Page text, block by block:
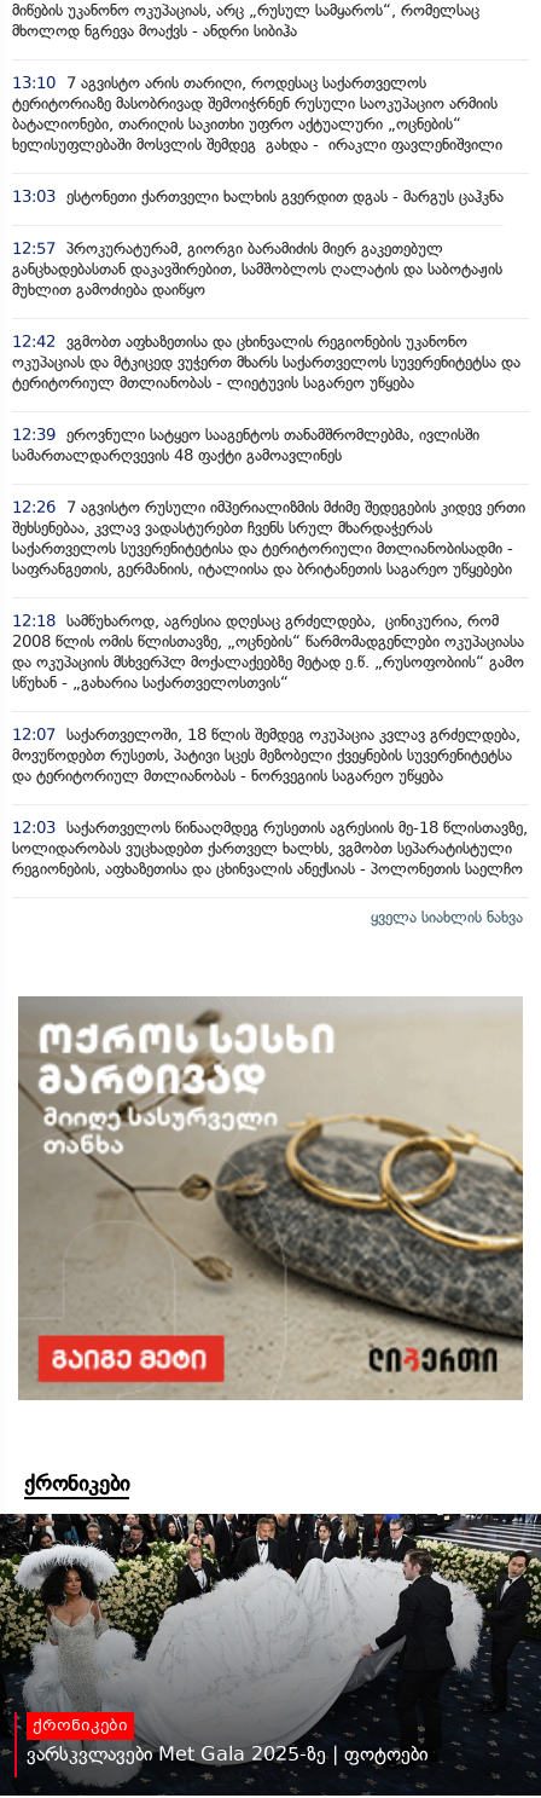
მიწების უკანონო ოკუპაციას, არც „რუსულ სამყაროს“, რომელსაც
მხოლოდ ნგრევა მოაქვს - ანდრი სიბიჰა
13:10
7 აგვისტო არის თარიღი, როდესაც საქართველოს
ტერიტორიაზე მასობრივად შემოიჭრნენ რუსული საოკუპაციო არმიის
ბატალიონები, თარიღის საკითხი უფრო აქტუალური „ოცნების“
ხელისუფლებაში მოსვლის შემდეგ გახდა - ირაკლი ფავლენიშვილი
13:03 ესტონეთი ქართველი ხალხის გვერდით დგას - მარგუს ცაჰკნა
12:57 პროკურატურამ, გიორგი ბარამიძის მიერ გაკეთებულ
განცხადებასთან დაკავშირებით, სამშობლოს ღალატის და საბოტაჟის
მუხლით გამოძიება დაიწყო
12:42
ვგმობთ აფხაზეთისა და ცხინვალის რეგიონების უკანონო
ოკუპაციას და მტკიცედ ვუჭერთ მხარს საქართველოს სუვერენიტეტსა და
ტერიტორიულ მთლიანობას - ლიეტუვის საგარეო უწყება
12:39 ეროვნული სატყეო სააგენტოს თანამშრომლებმა, ივლისში
სამართალდარღვევის 48 ფაქტი გამოავლინეს
12:26
7 აგვისტო რუსული იმპერიალიზმის მძიმე შედეგების კიდევ ერთი
შეხსენებაა, კვლავ ვადასტურებთ ჩვენს სრულ მხარდაჭერას
საქართველოს სუვერენიტეტისა და ტერიტორიული მთლიანობისადმი -
საფრანგეთის, გერმანიის, იტალიისა და ბრიტანეთის საგარეო უწყებები
12:18 სამწუხაროდ, აგრესია დღესაც გრძელდება, ცინიკურია, რომ
2008 წლის ომის წლისთავზე, „ოცნების“ წარმომადგენლები ოკუპაციასა
და ოკუპაციის მსხვერპლ მოქალაქეებზე მეტად ე.წ. „რუსოფობიის“ გამო
სწუხან - „გახარია საქართველოსთვის“
12:07 საქართველოში, 18 წლის შემდეგ ოკუპაცია კვლავ გრძელდება,
მოვუწოდებთ რუსეთს, პატივი სცეს მეზობელი ქვეყნების სუვერენიტეტსა
და ტერიტორიულ მთლიანობას - ნორვეგიის საგარეო უწყება
12:03 საქართველოს წინააღმდეგ რუსეთის აგრესიის მე-18 წლისთავზე,
სოლიდარობას ვუცხადებთ ქართველ ხალხს, ვგმობთ სეპარატისტული
რეგიონების, აფხაზეთისა და ცხინვალის ანექსიას - პოლონეთის საელჩო
ყველა სიახლის ნახვა
ქრონიკები
ქრონიკები
ვარსკვლავები Met Gala 2025-ზე | ფოტოები